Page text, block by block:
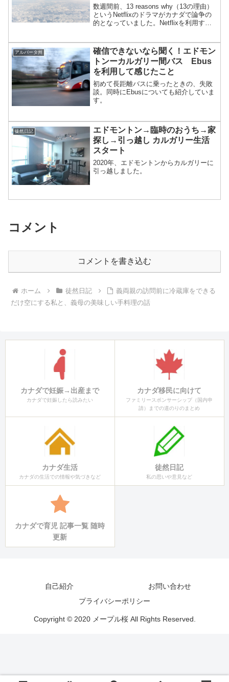
て思ったこと
数週間前、13 reasons why（13の理由）
というNetflixのドラマがカナダで論争の
的となっていました。Netflixを利用する
は知りませんでした。簡単に...
アルバータ州
確信できないなら聞く！エドモン
トンーカルガリー間バス Ebus
を利用して感じたこと
初めて長距離バスに乗ったときの、失敗
談。同時にEbusについても紹介していま
す。
徒然日記
エドモントン→臨時のおうち→家
探し→引っ越し カルガリー生活
スタート
2020年、エドモントンからカルガリーに
引っ越しました。
コメント
コメントを書き込む
ホーム 徒然日記
義両親の訪問前に冷蔵庫をできる
だけ空にする私と、義母の美味しい手料理の話
カナダで妊娠→出産まで
カナダで妊娠したら読みたい
カナダ移民に向けて
ファミリースポンサーシップ（国内申
請）までの道のりのまとめ
カナダ生活
カナダの生活での情報や気づきなど
徒然日記
私の思いや意見など
カナダで育児 記事一覧 随時
更新
自己紹介
お問い合わせ
プライバシーポリシー
Copyright © 2020 メープル桜 All Rights Reserved.